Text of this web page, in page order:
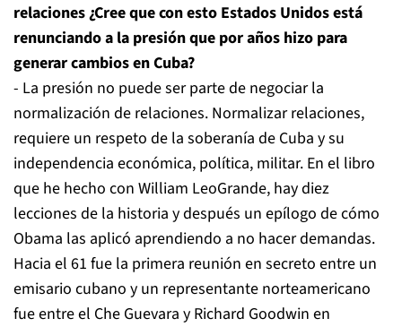
relaciones ¿Cree que con esto Estados Unidos está
renunciando a la presión que por años hizo para
generar cambios en Cuba?
- La presión no puede ser parte de negociar la
normalización de relaciones. Normalizar relaciones,
requiere un respeto de la soberanía de Cuba y su
independencia económica, política, militar. En el libro
que he hecho con William LeoGrande, hay diez
lecciones de la historia y después un epílogo de cómo
Obama las aplicó aprendiendo a no hacer demandas.
Hacia el 61 fue la primera reunión en secreto entre un
emisario cubano y un representante norteamericano
fue entre el Che Guevara y Richard Goodwin en